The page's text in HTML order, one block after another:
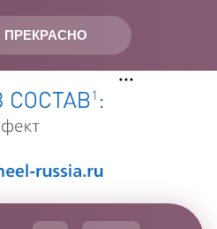
ПРЕКРАСНО